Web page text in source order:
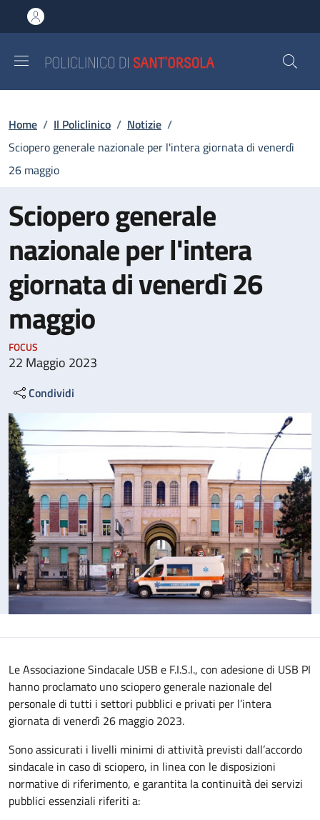
al contenuto principale
to footer content
Briciole di pane
Home / Il Policlinico / Notizie /
Sciopero generale nazionale per l'intera giornata di venerdì
26 maggio
Sciopero generale
nazionale per l'intera
giornata di venerdì 26
maggio
FOCUS
22 Maggio 2023
Condividi
Le Associazione Sindacale USB e F.I.S.I., con adesione di USB PI
hanno proclamato uno sciopero generale nazionale del
personale di tutti i settori pubblici e privati per l’intera
giornata di venerdì 26 maggio 2023.
Sono assicurati i livelli minimi di attività previsti dall’accordo
sindacale in caso di sciopero, in linea con le disposizioni
normative di riferimento, e garantita la continuità dei servizi
pubblici essenziali riferiti a: